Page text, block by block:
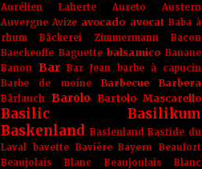
Aurélien Laherte
Aureto
Austern
Auvergne Avize avocado avocat Baba à
rhum
Bäckerei Zimmermann
Bacon
Baeckeoffe Baguette balsamico Banane
Banon Bar Bar Jean
barbe à capucin
Barbe de moine
Barbecue Barbera
Bärlauch Barolo Bartolo Mascarello
Basilic
Basilikum
Baskenland Baslenland Bastide du
Laval
bavette Bavière Bayern Beaufort
Beaujolais Blanc
Beaujoulais Blanc